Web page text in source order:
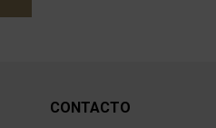
CONTACTO